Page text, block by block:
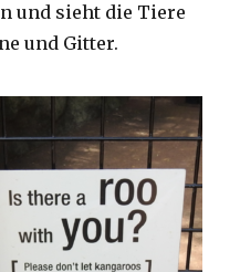
und sieht die Tiere
und Gitter.